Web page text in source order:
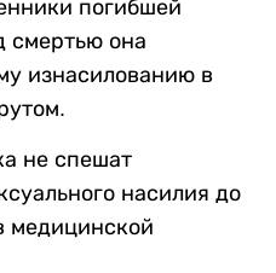
погибшей
смертью она
изнасилованию в
не спешат
насилия до
медицинской